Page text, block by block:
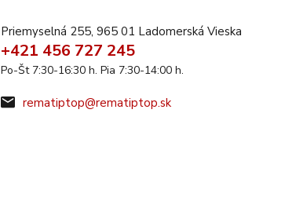
Priemyselná 255, 965 01 Ladomerská Vieska
+421 456 727 245
Po-Št 7:30-16:30 h. Pia 7:30-14:00 h.
rematiptop@rematiptop.sk